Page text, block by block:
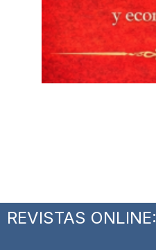
REVISTAS ONLINE: